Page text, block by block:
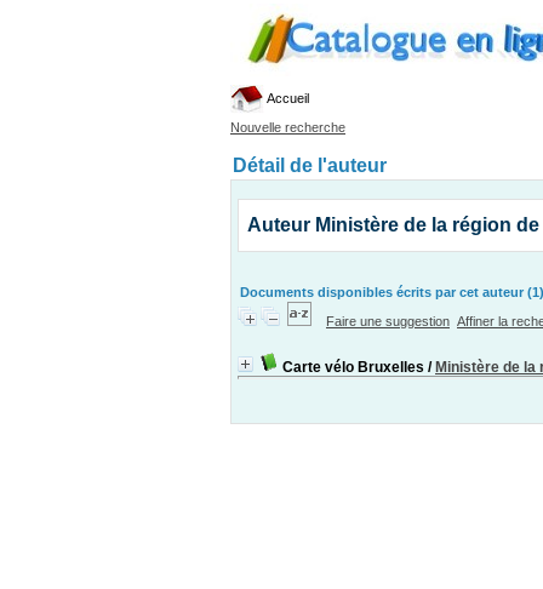
Accueil
Nouvelle recherche
Détail de l'auteur
Auteur Ministère de la région
Documents disponibles écrits par cet auteur (1)
Faire une suggestion Affiner la
Carte vélo Bruxelles / Ministère de la